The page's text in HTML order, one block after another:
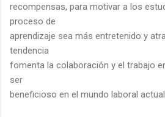
recompensas, para motivar a los
proceso de
aprendizaje sea más entretenido y
tendencia
fomenta la colaboración y el trabajo
ser
beneficioso en el mundo laboral actual.